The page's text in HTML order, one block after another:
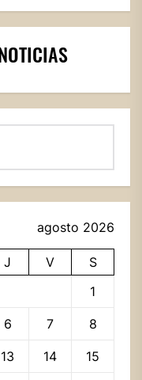
agosto 2026
J V
S
1
6 7 8
13 14 15